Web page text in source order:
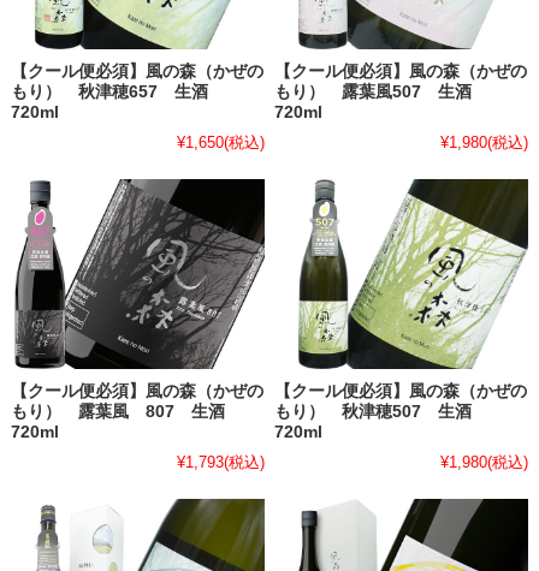
【クール便必須】風の森（かぜの
もり） 秋津穂657 生酒
720ml
¥1,650(税込)
【クール便必須】風の森（かぜの
もり） 露葉風507 生酒
720ml
¥1,980(税込)
【クール便必須】風の森（かぜの
もり） 露葉風 807 生酒
720ml
¥1,793(税込)
【クール便必須】風の森（かぜの
もり） 秋津穂507 生酒
720ml
¥1,980(税込)